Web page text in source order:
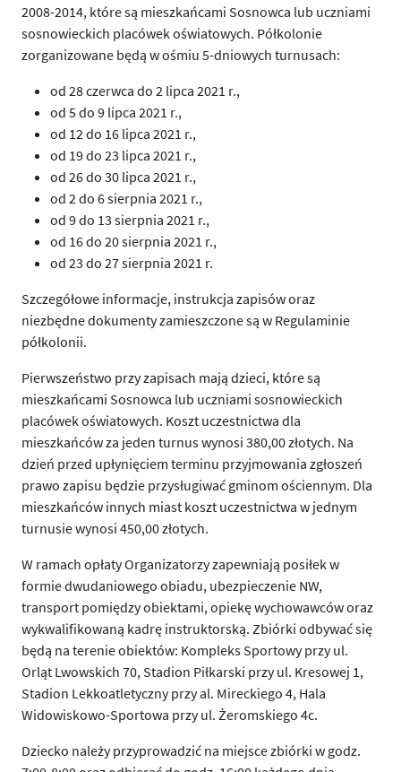
2008-2014, które są mieszkańcami Sosnowca lub uczniami
sosnowieckich placówek oświatowych. Półkolonie
zorganizowane będą w ośmiu 5-dniowych turnusach:
od 28 czerwca do 2 lipca 2021 r.,
od 5 do 9 lipca 2021 r.,
od 12 do 16 lipca 2021 r.,
od 19 do 23 lipca 2021 r.,
od 26 do 30 lipca 2021 r.,
od 2 do 6 sierpnia 2021 r.,
od 9 do 13 sierpnia 2021 r.,
od 16 do 20 sierpnia 2021 r.,
od 23 do 27 sierpnia 2021 r.
Szczegółowe informacje, instrukcja zapisów oraz
niezbędne dokumenty zamieszczone są w Regulaminie
półkolonii.
Pierwszeństwo przy zapisach mają dzieci, które są
mieszkańcami Sosnowca lub uczniami sosnowieckich
placówek oświatowych. Koszt uczestnictwa dla
mieszkańców za jeden turnus wynosi 380,00 złotych. Na
dzień przed upłynięciem terminu przyjmowania zgłoszeń
prawo zapisu będzie przysługiwać gminom ościennym. Dla
mieszkańców innych miast koszt uczestnictwa w jednym
turnusie wynosi 450,00 złotych.
W ramach opłaty Organizatorzy zapewniają posiłek w
formie dwudaniowego obiadu, ubezpieczenie NW,
transport pomiędzy obiektami, opiekę wychowawców oraz
wykwalifikowaną kadrę instruktorską. Zbiórki odbywać się
będą na terenie obiektów: Kompleks Sportowy przy ul.
Orląt Lwowskich 70, Stadion Piłkarski przy ul. Kresowej 1,
Stadion Lekkoatletyczny przy al. Mireckiego 4, Hala
Widowiskowo-Sportowa przy ul. Żeromskiego 4c.
Dziecko należy przyprowadzić na miejsce zbiórki w godz.